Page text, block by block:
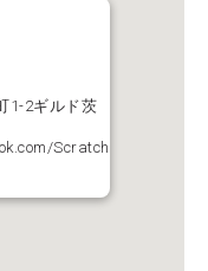
1-2ギルド茨
Scratch